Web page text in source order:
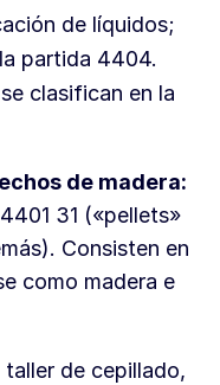
de líquidos;
partida 4404.
clasifican en la
de madera:
31 («pellets»
Consisten en
como madera e
de cepillado,